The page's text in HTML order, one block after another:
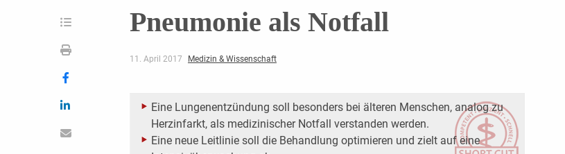
Pneumonie als Notfall
11. April 2017 Medizin & Wissenschaft
Eine Lungenentzündung soll besonders bei älteren Menschen, analog zu
Herzinfarkt, als medizinischer Notfall verstanden werden.
Eine neue Leitlinie soll die Behandlung optimieren und zielt auf eine